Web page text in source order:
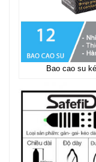
Bao cao su